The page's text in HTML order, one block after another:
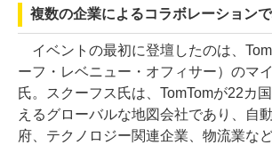
複数の企業によるコラボレーション
イベントの最初に登壇したのは、
ーフ・レベニュー・オフィサー）のマ
氏。スクーフス氏は、TomTomが22カ
えるグローバルな地図会社であり、自
府、テクノロジー関連企業、物流業な